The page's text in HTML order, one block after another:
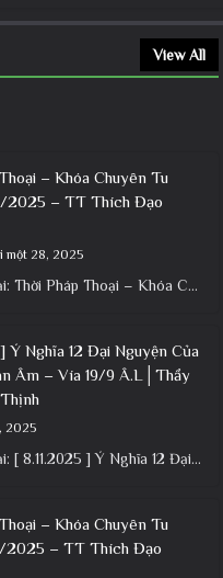
View All
– Khóa Chuyên Tu
2025 – TT Thích Đạo
một 28, 2025
+ Pháp thoại: Thời Pháp Thoại – Khóa Chuyên Tu Ngày 22/11/2025 – TT Thích Đạo Thịnh + Album: Pháp
Ý Nghĩa 12 Đại Nguyện Của
Âm – Vía 19/9 Â.L│Thầy
2025
+ Pháp thoại: [ 8.11.2025 ] Ý Nghĩa 12 Đại Nguyện Của Bồ Tát Quán Âm – Vía 19/9 Â.L│Thầy
– Khóa Chuyên Tu
2025 – TT Thích Đạo